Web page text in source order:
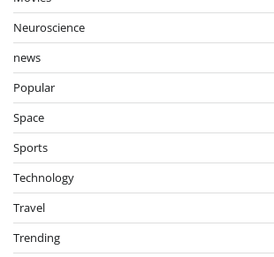
Neuroscience
news
Popular
Space
Sports
Technology
Travel
Trending